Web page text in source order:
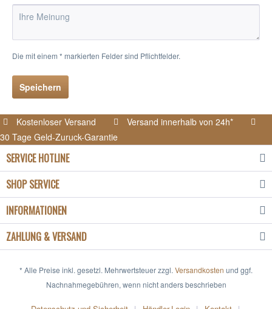
Die mit einem * markierten Felder sind Pflichtfelder.
Speichern
Kostenloser Versand
Versand innerhalb von 24h*
30 Tage Geld-Zuruck-Garantie
SERVICE HOTLINE
SHOP SERVICE
INFORMATIONEN
ZAHLUNG & VERSAND
* Alle Preise inkl. gesetzl. Mehrwertsteuer zzgl. Versandkosten und ggf.
Nachnahmegebühren, wenn nicht anders beschrieben